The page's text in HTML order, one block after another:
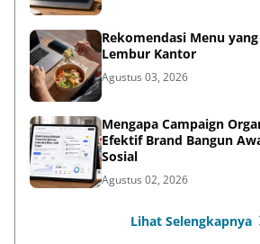
Rekomendasi Menu
Lembur Kantor
Agustus 03, 2026
Mengapa Campaign
Efektif Brand Bangun
Sosial
Agustus 02, 2026
Lihat Selengkapnya